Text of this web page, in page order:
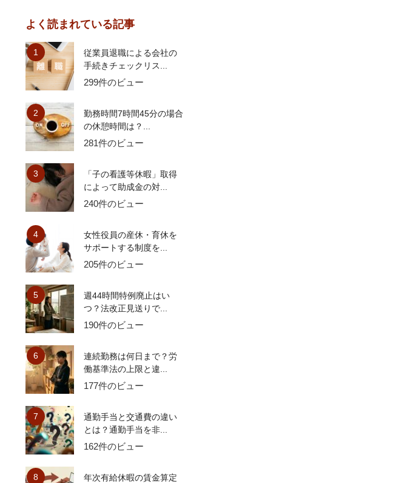
よく読まれている記事
従業員退職による会社の
手続きチェックリス...
299件のビュー
勤務時間7時間45分の場合
の休憩時間は？...
281件のビュー
「子の看護等休暇」取得
によって助成金の対...
240件のビュー
女性役員の産休・育休を
サポートする制度を...
205件のビュー
週44時間特例廃止はい
つ？法改正見送りで...
190件のビュー
連続勤務は何日まで？労
働基準法の上限と違...
177件のビュー
通勤手当と交通費の違い
とは？通勤手当を非...
162件のビュー
年次有給休暇の賃金算定